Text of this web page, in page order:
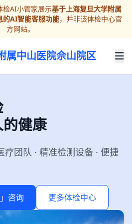
检AI小管家展示基于上海复旦大学附属
的AI智能客服功能，并非该体检中心官
方网站。
属中山医院佘山院区
健康
疗团队 · 精准检测设备 · 便捷
咨询 更多体检中心